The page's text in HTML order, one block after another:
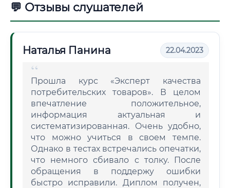
💬 Отзывы слушателей
Наталья Панина 22.04.2023
Прошла курс «Эксперт качества
потребительских товаров». В целом
впечатление положительное,
информация актуальная и
систематизированная. Очень удобно,
что можно учиться в своем темпе.
Однако в тестах встречались опечатки,
что немного сбивало с толку. После
обращения в поддержу ошибки
быстро исправили. Диплом получен,